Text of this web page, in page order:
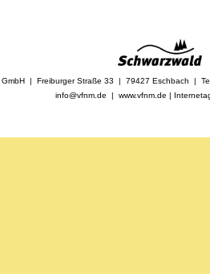
GmbH | Freiburger Straße 33 | 79427 Eschbach |
info@vfnm.de | www.vfnm.de |